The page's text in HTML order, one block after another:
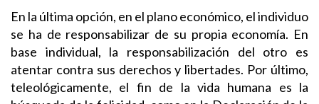
En la última opción, en el plano económico, el individuo
se ha de responsabilizar de su propia economía. En
base individual, la responsabilización del otro es
atentar contra sus derechos y libertades. Por último,
teleológicamente, el fin de la vida humana es la